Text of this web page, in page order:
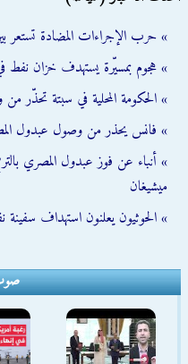
» حرب الإجراءات المضادة تستعر بين
» هجوم بمسيّرة يستهدف خزان نفط
» الحكومة المحلية في سبتة تحذّر
» فانس يحذر من وصول عبدول
» أنباء عن فوز عبدول المصري
ميشيغان
» الحوثيون يعلنون استهداف سفينة